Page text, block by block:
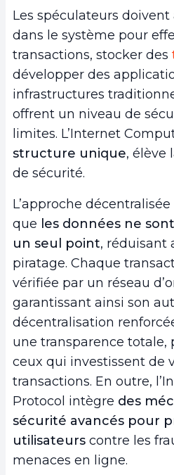
Les spéculateurs
dans le système pour
transactions, stocker des
développer des
infrastructures
offrent un niveau de
limites. L’Internet
structure unique, élève
de sécurité.
L’approche
que les données ne
un seul point, réduisant
piratage. Chaque
vérifiée par un réseau
garantissant ainsi son
décentralisation
une transparence
ceux qui investissent de
transactions. En outre,
Protocol intègre des
sécurité avancés pour
utilisateurs contre les
menaces en ligne.